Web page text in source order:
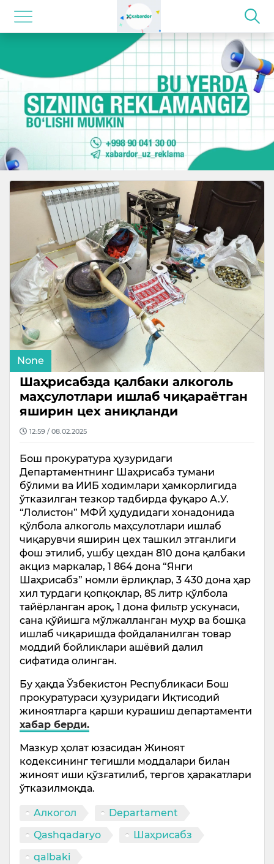
None
Шаҳрисабзда қалбаки алкоголь
маҳсулотлари ишлаб чиқараётган
яширин цех аниқланди
12:59 / 08.02.2025
Бош прокуратура ҳузуридаги
Департаментнинг Шаҳрисабз тумани
бўлими ва ИИБ ходимлари ҳамкорлигида
ўтказилган тезкор тадбирда фуқаро А.У.
“Лолистон” МФЙ ҳудудидаги хонадонида
қўлбола алкоголь маҳсулотлари ишлаб
чиқарувчи яширин цех ташкил этганлиги
фош этилиб, ушбу цехдан 810 дона қалбаки
акциз маркалар, 1 864 дона “Янги
Шаҳрисабз” номли ёрлиқлар, 3 430 дона ҳар
хил турдаги қопқоқлар, 85 литр қўлбола
тайёрланган ароқ, 1 дона фильтр ускунаси,
сана қўйишга мўлжалланган муҳр ва бошқа
ишлаб чиқаришда фойдаланилган товар
моддий бойликлари ашёвий далил
сифатида олинган.
Бу ҳақда Ўзбекистон Республикаси Бош
прокуратураси ҳузуридаги Иқтисодий
жиноятларга қарши курашиш департаменти
хабар берди.
Мазкур ҳолат юзасидан Жиноят
кодексининг тегишли моддалари билан
жиноят иши қўзғатилиб, тергов ҳаракатлари
ўтказилмоқда.
Aлкогол
Departament
Qashqadaryo
Шаҳрисабз
qalbaki